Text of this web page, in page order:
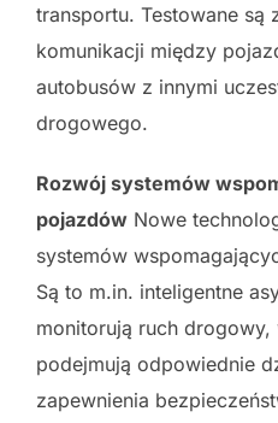
transportu. Testowane są
komunikacji między
autobusów z innymi
drogowego.
Rozwój systemów
pojazdów Nowe
systemów
Są to m.in. inteligentne
monitorują ruch
podejmują odpowiednie
zapewnienia